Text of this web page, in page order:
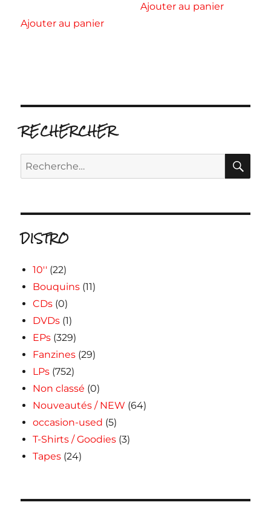
Ajouter au panier
Ajouter au panier
RECHERCHER
Recherche
pour :
DISTRO
10'' (22)
Bouquins (11)
CDs (0)
DVDs (1)
EPs (329)
Fanzines (29)
LPs (752)
Non classé (0)
Nouveautés / NEW (64)
occasion-used (5)
T-Shirts / Goodies (3)
Tapes (24)